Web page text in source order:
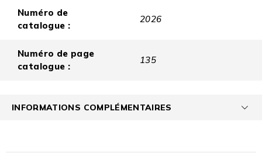
Numéro de
catalogue :
2026
Numéro de page
catalogue :
135
INFORMATIONS COMPLÉMENTAIRES